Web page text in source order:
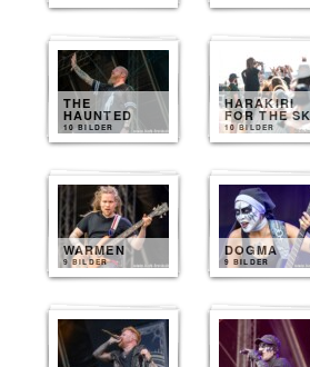
THE
HAUNTED
10 BILDER
HARAKIRI
FOR THE
10 BILDER
WARMEN
9 BILDER
DOGMA
9 BILDER